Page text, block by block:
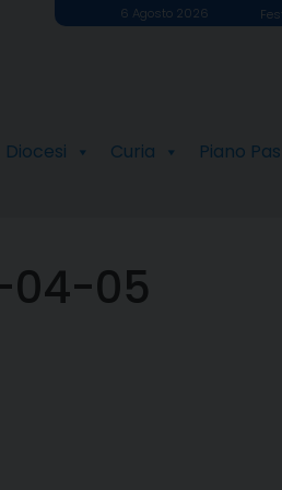
6 Agosto 2026
Diocesi Curia Piano
04-05